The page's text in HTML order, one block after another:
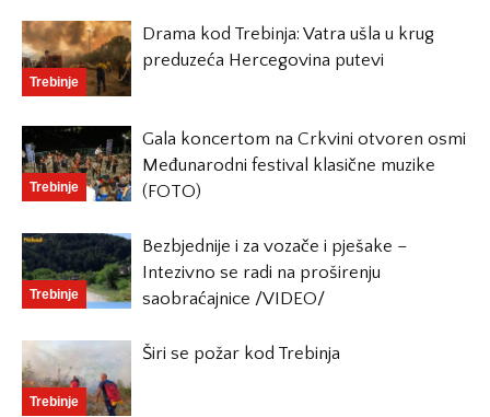
Trebinje
Drama kod Trebinja: Vatra ušla u krug
preduzeća Hercegovina putevi
Trebinje
Gala koncertom na Crkvini otvoren osmi
Međunarodni festival klasične muzike
(FOTO)
Trebinje
Bezbjednije i za vozače i pješake –
Intezivno se radi na proširenju
saobraćajnice /VIDEO/
Trebinje
Širi se požar kod Trebinja